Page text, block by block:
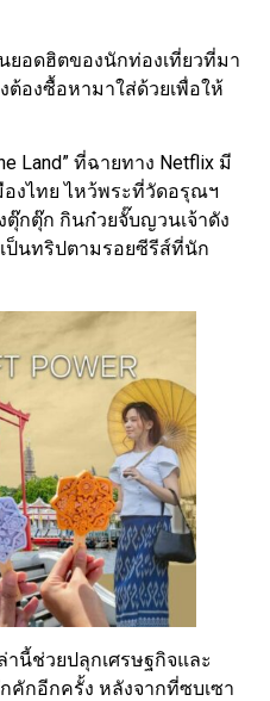
นยอดฮิตของนักท่องเที่ยวที่มา
ต้องซื้อหามาใส่ด้วยเพื่อให้
Land” ที่ฉายทาง Netflix มี
องไทย ไหว้พระที่วัดอรุณฯ
ตุ๊กตุ๊ก กินก๋วยจั๊บญวนเจ้าดัง
ป็นทริปตามรอยซีรีส์ที่นัก
านี้ช่วยปลุกเศรษฐกิจและ
คักอีกครั้ง หลังจากที่ซบเซา